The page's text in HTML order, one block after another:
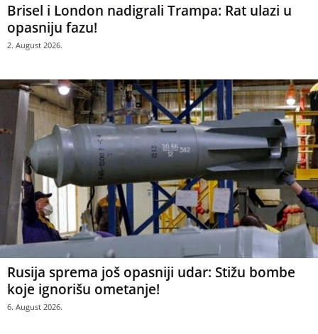
Brisel i London nadigrali Trampa: Rat ulazi u
opasniju fazu!
2. August 2026.
Rusija sprema još opasniji udar: Stižu bombe
koje ignorišu ometanje!
6. August 2026.